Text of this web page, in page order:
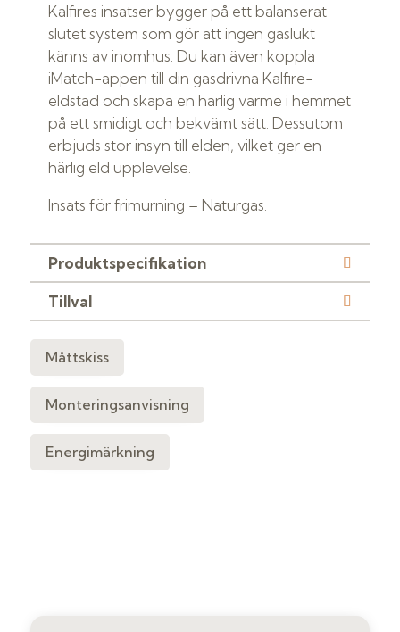
Kalfires insatser bygger på ett balanserat
slutet system som gör att ingen gaslukt
känns av inomhus. Du kan även koppla
iMatch-appen till din gasdrivna Kalfire-
eldstad och skapa en härlig värme i hemmet
på ett smidigt och bekvämt sätt. Dessutom
erbjuds stor insyn till elden, vilket ger en
härlig eld upplevelse.
Insats för frimurning – Naturgas.
Produktspecifikation
Tillval
Måttskiss
Monteringsanvisning
Energimärkning